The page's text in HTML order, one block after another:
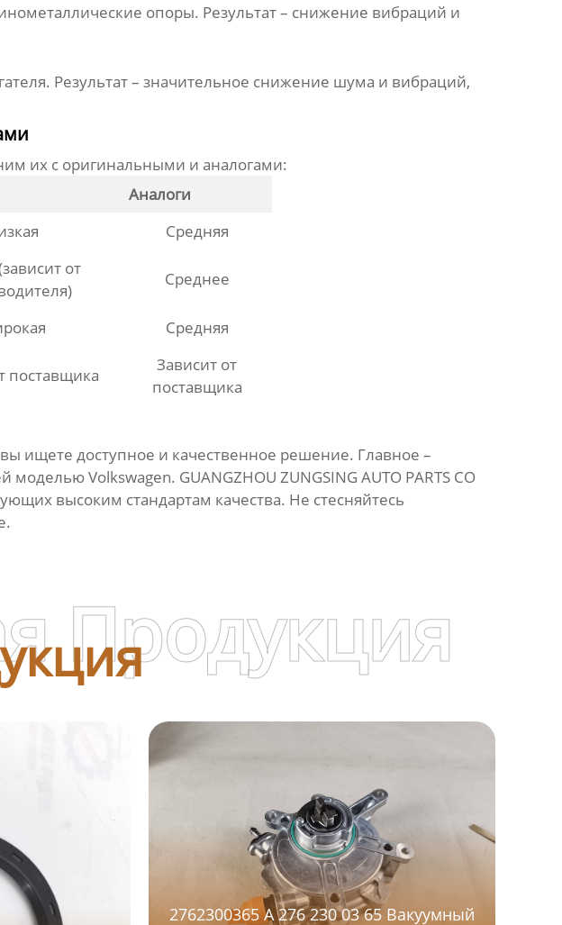
опоры. Результат – снижение вибраций и
Результат – значительное снижение шума и вибраций,
их с оригинальными и аналогами:
Аналоги
Средняя
от
Среднее
Средняя
поставщика
Зависит от
поставщика
ищете доступное и качественное решение. Главное –
Volkswagen. GUANGZHOU ZUNGSING AUTO PARTS CO
высоким стандартам качества. Не стесняйтесь
Продукция
2762300365 A 276 230 03 65 Вакуумный